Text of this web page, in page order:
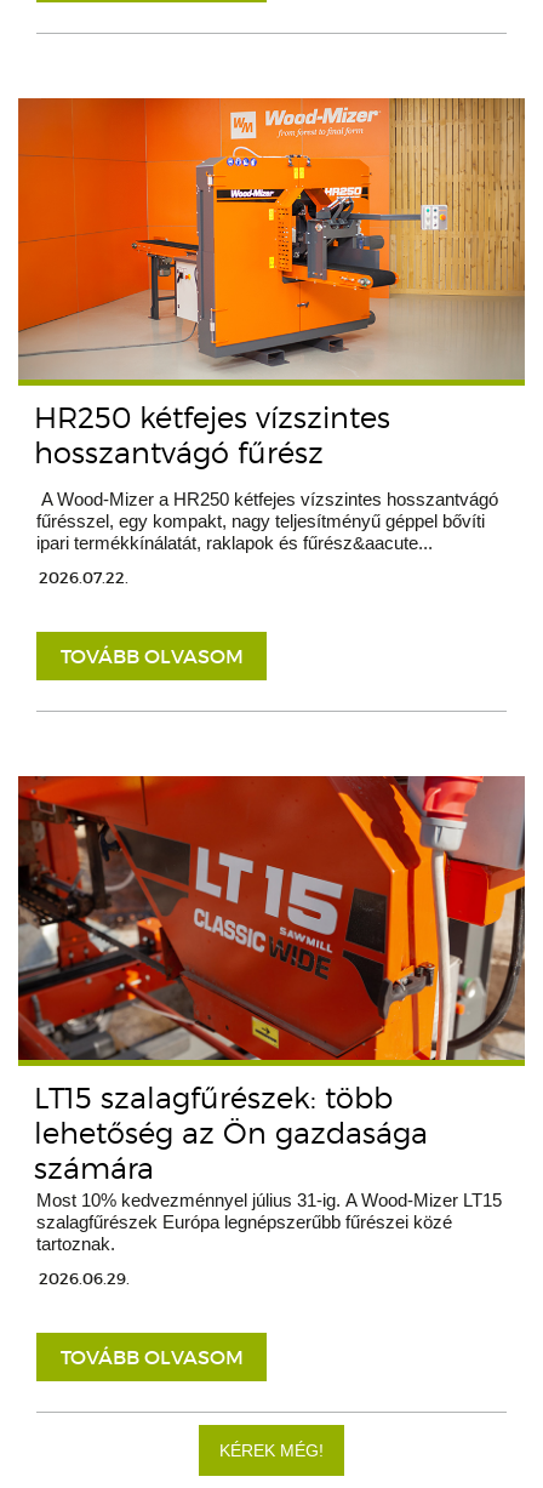
HR250 kétfejes vízszintes
hosszantvágó fűrész
A Wood-Mizer a HR250 kétfejes vízszintes hosszantvágó
fűrésszel, egy kompakt, nagy teljesítményű géppel bővíti
ipari termékkínálatát, raklapok és fűrész&aacute...
2026.07.22.
TOVÁBB OLVASOM
LT15 szalagfűrészek: több
lehetőség az Ön gazdasága
számára
Most 10% kedvezménnyel július 31-ig. A Wood-Mizer LT15
szalagfűrészek Európa legnépszerűbb fűrészei közé
tartoznak.
2026.06.29.
TOVÁBB OLVASOM
KÉREK MÉG!